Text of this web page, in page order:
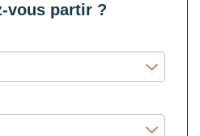
vous partir ?